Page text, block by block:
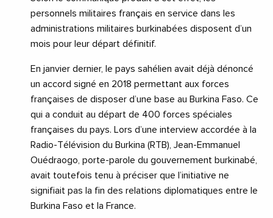
personnels militaires français en service dans les
administrations militaires burkinabées disposent d’un
mois pour leur départ définitif.
En janvier dernier, le pays sahélien avait déjà dénoncé
un accord signé en 2018 permettant aux forces
françaises de disposer d’une base au Burkina Faso. Ce
qui a conduit au départ de 400 forces spéciales
françaises du pays. Lors d’une interview accordée à la
Radio-Télévision du Burkina (RTB), Jean-Emmanuel
Ouédraogo, porte-parole du gouvernement burkinabé,
avait toutefois tenu à préciser que l’initiative ne
signifiait pas la fin des relations diplomatiques entre le
Burkina Faso et la France.